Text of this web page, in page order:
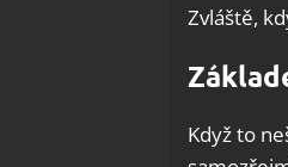
Zvláště,
Když to